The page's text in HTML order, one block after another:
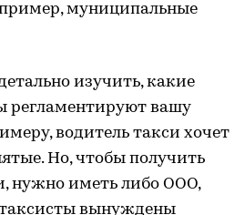
муниципальные
изучить, какие
регламентируют вашу
водитель такси хочет
Но, чтобы получить
нужно иметь либо ООО,
вынуждены